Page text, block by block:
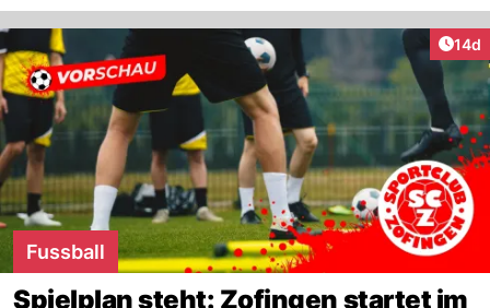
14d
Fussball
Spielplan steht: Zofingen startet im